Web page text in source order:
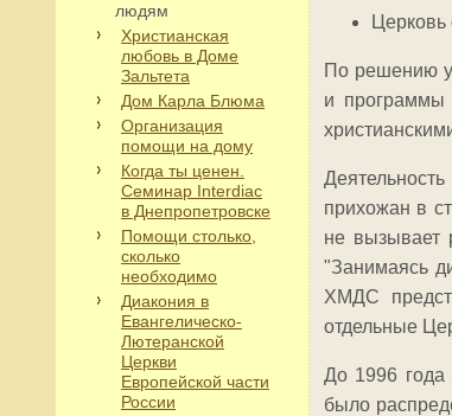
людям
Христианская
любовь в Доме
Зальтета
Дом Карла Блюма
Организация
помощи на дому
Когда ты ценен.
Семинар Interdiac
в Днепропетровске
Помощи столько,
сколько
необходимо
Диакония в
Евангелическо-
Лютеранской
Церкви
Европейской части
России
Церковь
По решению
и программы
прихожан в
не вызывает
"Занимаясь
ХМДС
отдельные
До 1996 года
было